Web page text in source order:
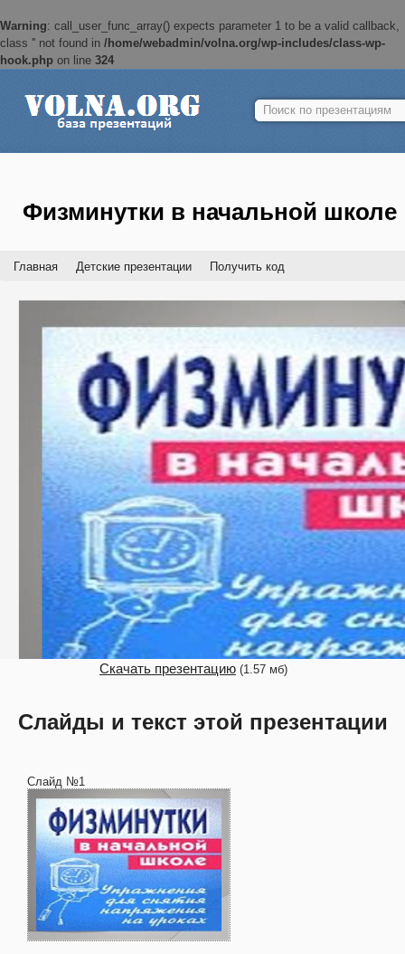
Warning: call_user_func_array() expects parameter 1 to be a valid callback,
class '' not found in /home/webadmin/volna.org/wp-includes/class-wp-
hook.php on line 324
Найти:
Физминутки в начальной школе
Главная Детские презентации Получить код
Скачать презентацию (1.57 мб)
Слайды и текст этой презентации
Слайд №1